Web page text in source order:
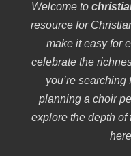
Welcome to
resource for
make it easy for
celebrate the
you’re
planning a choir
explore the depth of